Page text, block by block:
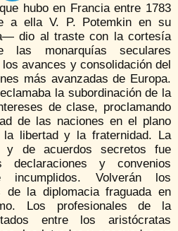
hubo en Francia entre 1783
a ella V. P. Potemkin en su
dio al traste con la cortesía
las monarquías seculares
avances y consolidación del
más avanzadas de Europa.
la subordinación de la
de clase, proclamando
de las naciones en el plano
la libertad y la fraternidad. La
y de acuerdos secretos fue
declaraciones y convenios
incumplidos. Volverán los
de la diplomacia fraguada en
Los profesionales de la
entre los aristócratas